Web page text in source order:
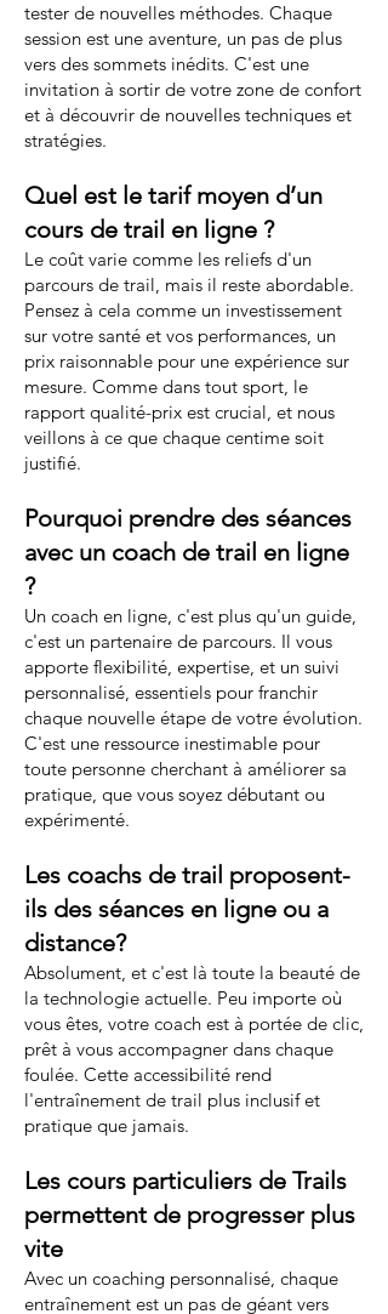
tester de nouvelles méthodes. Chaque
session est une aventure, un pas de plus
vers des sommets inédits. C'est une
invitation à sortir de votre zone de confort
et à découvrir de nouvelles techniques et
stratégies.
Quel est le tarif moyen d’un
cours de trail en ligne ?
Le coût varie comme les reliefs d'un
parcours de trail, mais il reste abordable.
Pensez à cela comme un investissement
sur votre santé et vos performances, un
prix raisonnable pour une expérience sur
mesure. Comme dans tout sport, le
rapport qualité-prix est crucial, et nous
veillons à ce que chaque centime soit
justifié.
Pourquoi prendre des séances
avec un coach de trail en ligne
?
Un coach en ligne, c'est plus qu'un guide,
c'est un partenaire de parcours. Il vous
apporte flexibilité, expertise, et un suivi
personnalisé, essentiels pour franchir
chaque nouvelle étape de votre évolution.
C'est une ressource inestimable pour
toute personne cherchant à améliorer sa
pratique, que vous soyez débutant ou
expérimenté.
Les coachs de trail proposent-
ils des séances en ligne ou a
distance?
Absolument, et c'est là toute la beauté de
la technologie actuelle. Peu importe où
vous êtes, votre coach est à portée de clic,
prêt à vous accompagner dans chaque
foulée. Cette accessibilité rend
l'entraînement de trail plus inclusif et
pratique que jamais.
Les cours particuliers de Trails
permettent de progresser plus
vite
Avec un coaching personnalisé, chaque
entraînement est un pas de géant vers